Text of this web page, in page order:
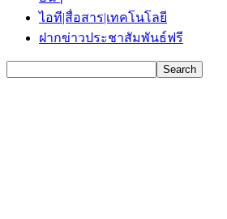
ไอที|สื่อสาร|เทคโนโลยี
ฝากข่าวประชาสัมพันธ์ฟรี